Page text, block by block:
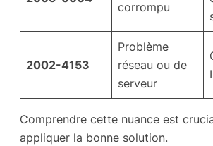
corrompu
2002-4153
Problème
réseau ou de
serveur
Comprendre cette nuance est
appliquer la bonne solution.